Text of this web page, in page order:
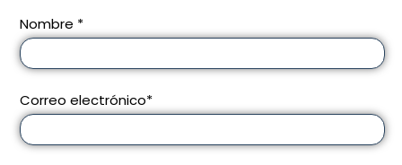
Nombre *
Correo electrónico*